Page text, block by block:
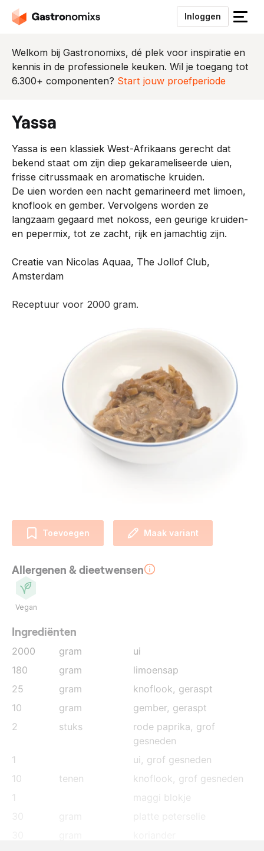
Inloggen
S
u
i
e
n
Welkom bij Gastronomixs, dé plek voor inspiratie en
kennis in de professionele keuken. Wil je toegang tot
6.300+ componenten? Start jouw proefperiode
yassa
Yassa is een klassiek West-Afrikaans gerecht dat
bekend staat om zijn diep gekarameliseerde uien,
frisse citrussmaak en aromatische kruiden.
De uien worden een nacht gemarineerd met limoen,
knoflook en gember. Vervolgens worden ze
langzaam gegaard met nokoss, een geurige kruiden-
en pepermix, tot ze zacht, rijk en jamachtig zijn.
Creatie van Nicolas Aquaa, The Jollof Club,
Amsterdam
Receptuur voor 2000 gram.
Toevoegen Maak variant
Allergenen & dieetwensen
Vegan
Ingrediënten
2000 gram
ui
180
gram
limoensap
25
gram knoflook, geraspt
10
gram gember, geraspt
2
stuks rode paprika, grof
gesneden
1
ui, grof gesneden
10
tenen knoflook , grof gesneden
1
maggi blokje